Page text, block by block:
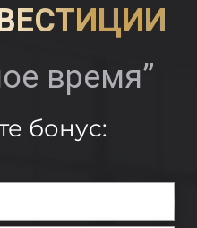
время”
бонус: